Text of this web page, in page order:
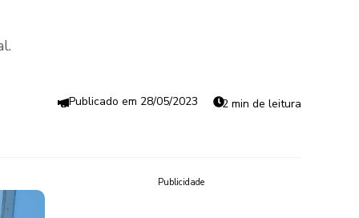
28/05/2023 2 min de leitura
Publicidade